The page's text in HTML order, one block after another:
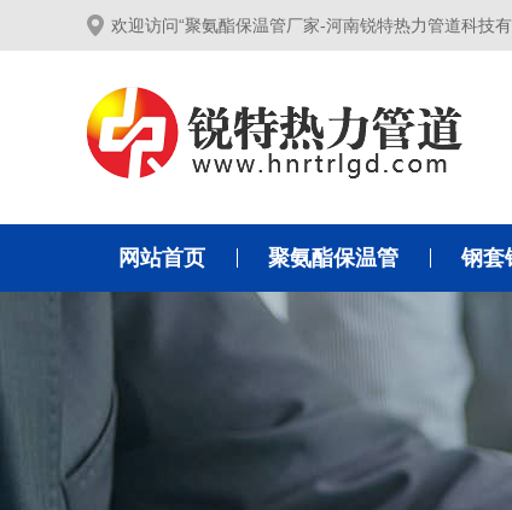
欢迎访问“聚氨酯保温管厂家-河南锐特热力管道科技有
网站首页 聚氨酯保温管 钢套